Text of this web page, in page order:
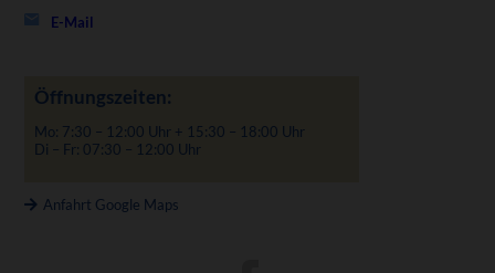
E-Mail
Öffnungszeiten:
Mo: 7:30 – 12:00 Uhr + 15:30 – 18:00 Uhr
Di – Fr: 07:30 – 12:00 Uhr
Anfahrt Google Maps